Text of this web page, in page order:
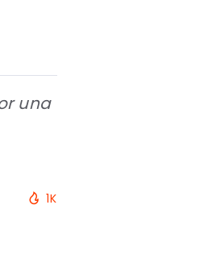
una
1K